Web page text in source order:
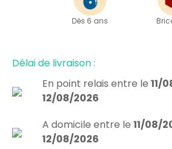
Dès 6 ans
Délai de livraison :
En point relais entre le 11/
12/08/2026
A domicile entre le 11/08/
12/08/2026